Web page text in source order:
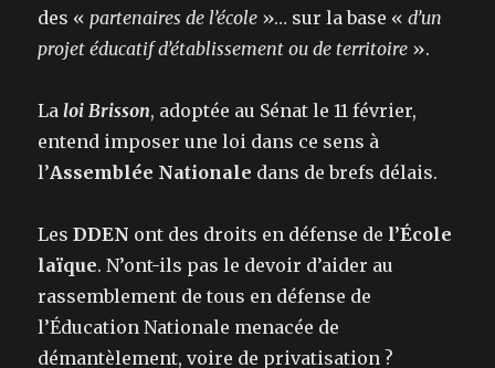
des «partenaires de l’école »… sur la base «d’un
projet éducatif d’établissement ou de territoire ».
La loi Brisson, adoptée au Sénat le 11 février,
entend imposer une loi dans ce sens à
l’Assemblée Nationale dans de brefs délais.
LesDDEN ont des droits en défense de l’École
laïque. N’ont-ils pas le devoir d’aider au
rassemblement de tous en défense de
l’Éducation Nationale menacée de
démantèlement, voire de privatisation ?